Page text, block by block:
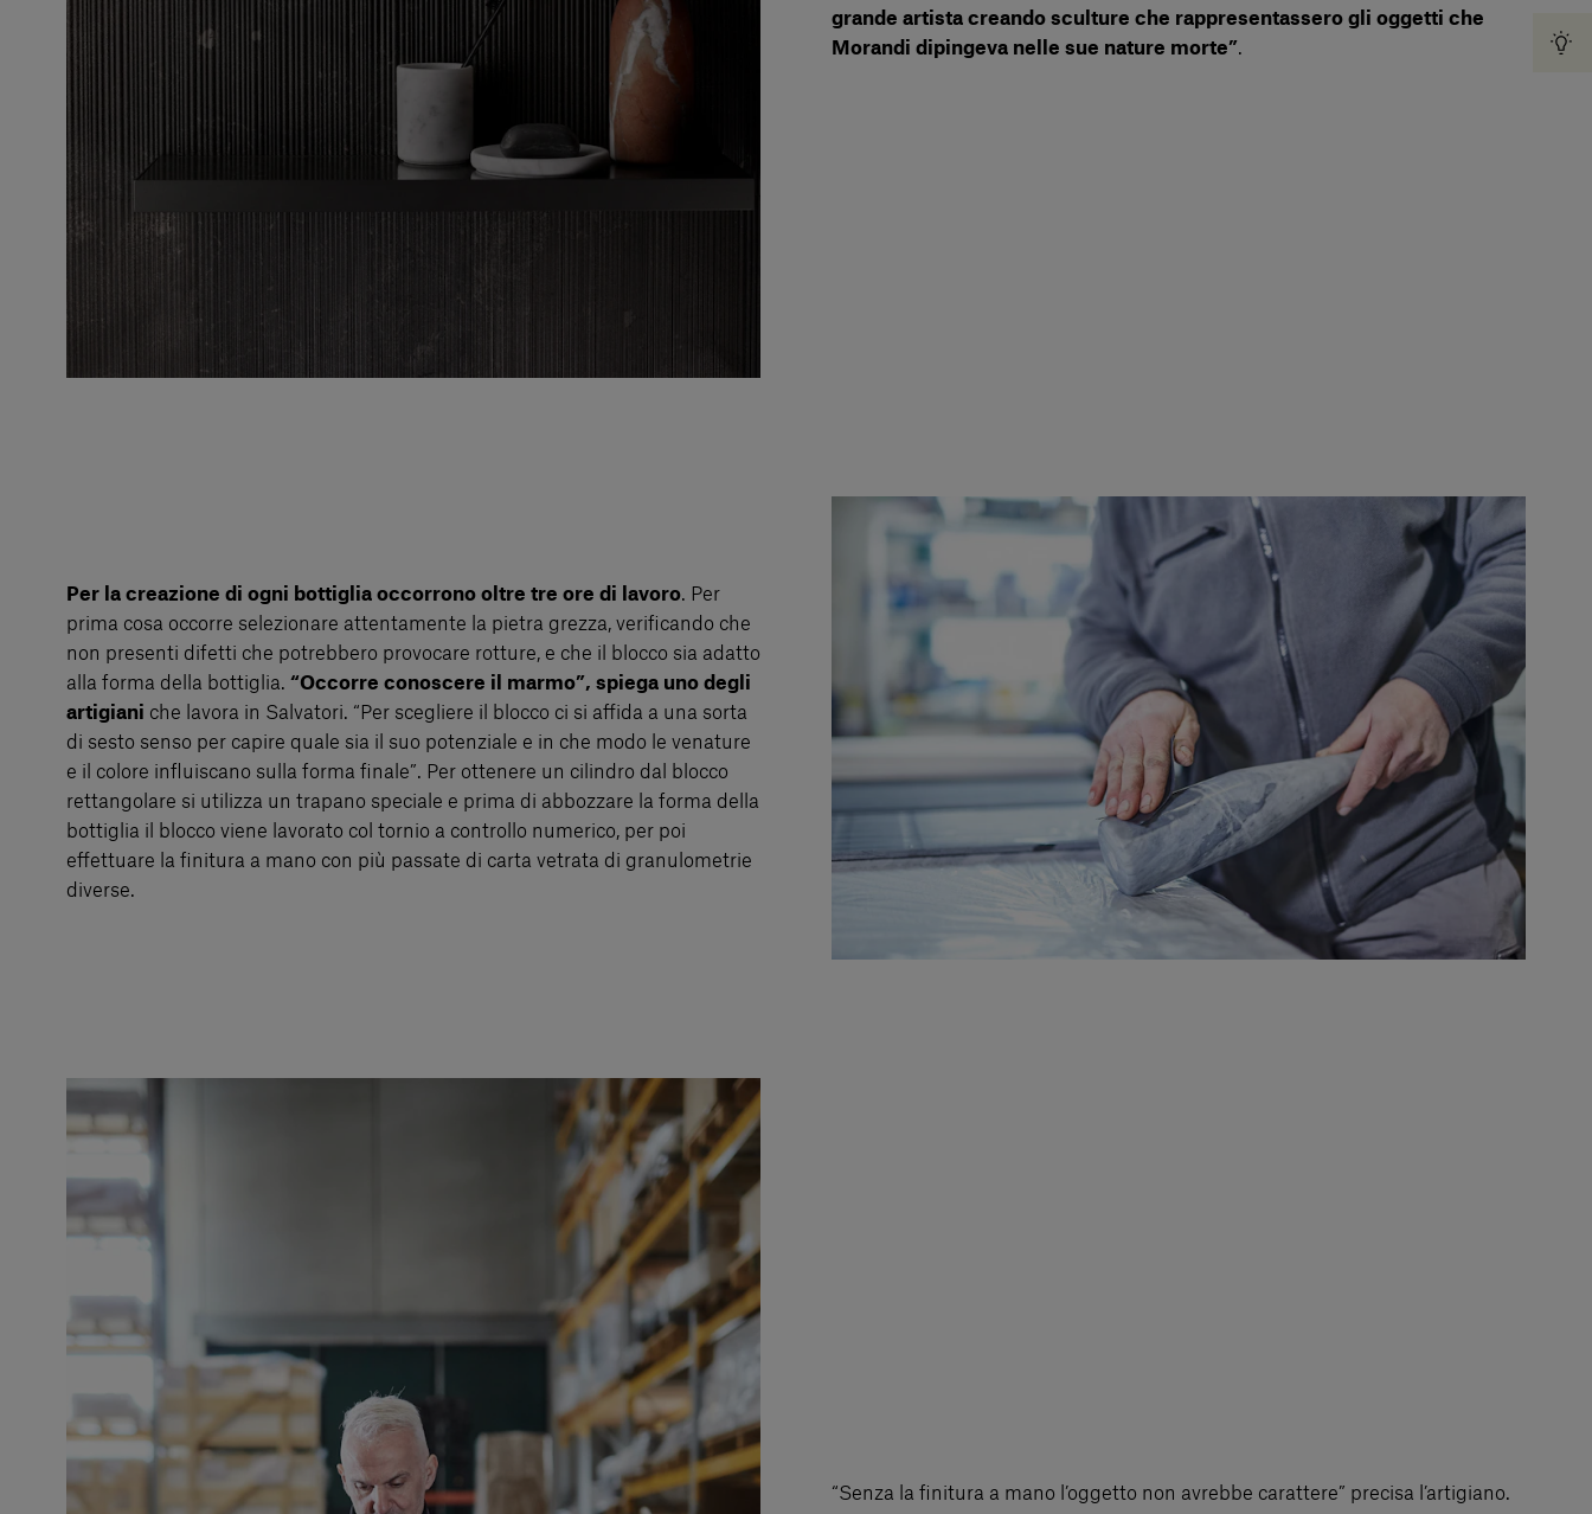
grande artista creando sculture che rappresentassero gli oggetti che
Morandi dipingeva nelle sue nature morte”.
Per la creazione di ogni bottiglia occorrono oltre tre ore di lavoro. Per
prima cosa occorre selezionare attentamente la pietra grezza, verificando che
non presenti difetti che potrebbero provocare rotture, e che il blocco sia adatto
alla forma della bottiglia. “Occorre conoscere il marmo”, spiega uno degli
artigiani che lavora in Salvatori. “Per scegliere il blocco ci si affida a una sorta
di sesto senso per capire quale sia il suo potenziale e in che modo le venature
e il colore influiscano sulla forma finale”. Per ottenere un cilindro dal blocco
rettangolare si utilizza un trapano speciale e prima di abbozzare la forma della
bottiglia il blocco viene lavorato col tornio a controllo numerico, per poi
effettuare la finitura a mano con più passate di carta vetrata di granulometrie
diverse.
“Senza la finitura a mano l’oggetto non avrebbe carattere” precisa l’artigiano.